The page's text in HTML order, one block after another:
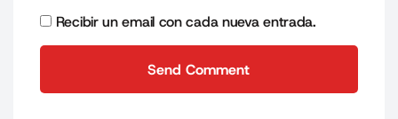
Recibir un email con cada nueva entrada.
Send Comment